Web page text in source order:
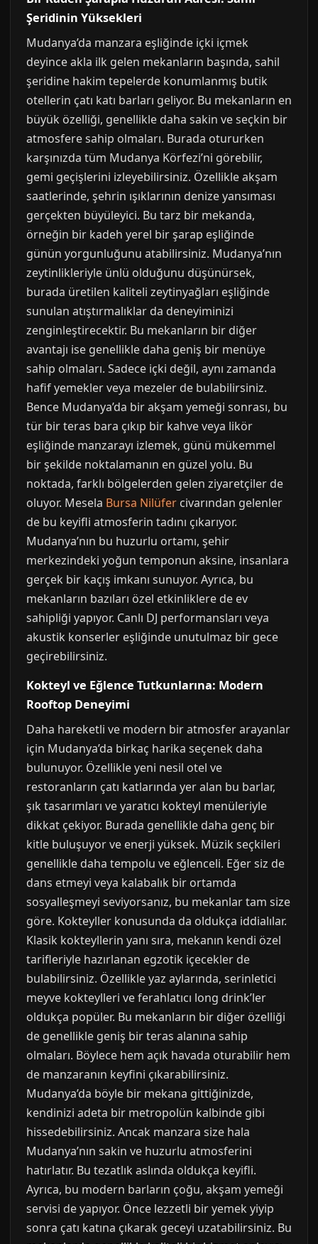
Şeridinin Yüksekleri
Mudanya’da manzara eşliğinde içki içmek
deyince akla ilk gelen mekanların başında, sahil
şeridine hakim tepelerde konumlanmış butik
otellerin çatı katı barları geliyor. Bu mekanların en
büyük özelliği, genellikle daha sakin ve seçkin bir
atmosfere sahip olmaları. Burada otururken
karşınızda tüm Mudanya Körfezi’ni görebilir,
gemi geçişlerini izleyebilirsiniz. Özellikle akşam
saatlerinde, şehrin ışıklarının denize yansıması
gerçekten büyüleyici. Bu tarz bir mekanda,
örneğin bir kadeh yerel bir şarap eşliğinde
günün yorgunluğunu atabilirsiniz. Mudanya’nın
zeytinlikleriyle ünlü olduğunu düşünürsek,
burada üretilen kaliteli zeytinyağları eşliğinde
sunulan atıştırmalıklar da deneyiminizi
zenginleştirecektir. Bu mekanların bir diğer
avantajı ise genellikle daha geniş bir menüye
sahip olmaları. Sadece içki değil, aynı zamanda
hafif yemekler veya mezeler de bulabilirsiniz.
Bence Mudanya’da bir akşam yemeği sonrası, bu
tür bir teras bara çıkıp bir kahve veya likör
eşliğinde manzarayı izlemek, günü mükemmel
bir şekilde noktalamanın en güzel yolu. Bu
noktada, farklı bölgelerden gelen ziyaretçiler de
oluyor. Mesela Bursa Nilüfer civarından gelenler
de bu keyifli atmosferin tadını çıkarıyor.
Mudanya’nın bu huzurlu ortamı, şehir
merkezindeki yoğun temponun aksine, insanlara
gerçek bir kaçış imkanı sunuyor. Ayrıca, bu
mekanların bazıları özel etkinliklere de ev
sahipliği yapıyor. Canlı DJ performansları veya
akustik konserler eşliğinde unutulmaz bir gece
geçirebilirsiniz.
Kokteyl ve Eğlence Tutkunlarına: Modern
Rooftop Deneyimi
Daha hareketli ve modern bir atmosfer arayanlar
için Mudanya’da birkaç harika seçenek daha
bulunuyor. Özellikle yeni nesil otel ve
restoranların çatı katlarında yer alan bu barlar,
şık tasarımları ve yaratıcı kokteyl menüleriyle
dikkat çekiyor. Burada genellikle daha genç bir
kitle buluşuyor ve enerji yüksek. Müzik seçkileri
genellikle daha tempolu ve eğlenceli. Eğer siz de
dans etmeyi veya kalabalık bir ortamda
sosyalleşmeyi seviyorsanız, bu mekanlar tam size
göre. Kokteyller konusunda da oldukça iddialılar.
Klasik kokteyllerin yanı sıra, mekanın kendi özel
tarifleriyle hazırlanan egzotik içecekler de
bulabilirsiniz. Özellikle yaz aylarında, serinletici
meyve kokteylleri ve ferahlatıcı long drink’ler
oldukça popüler. Bu mekanların bir diğer özelliği
de genellikle geniş bir teras alanına sahip
olmaları. Böylece hem açık havada oturabilir hem
de manzaranın keyfini çıkarabilirsiniz.
Mudanya’da böyle bir mekana gittiğinizde,
kendinizi adeta bir metropolün kalbinde gibi
hissedebilirsiniz. Ancak manzara size hala
Mudanya’nın sakin ve huzurlu atmosferini
hatırlatır. Bu tezatlık aslında oldukça keyifli.
Ayrıca, bu modern barların çoğu, akşam yemeği
servisi de yapıyor. Önce lezzetli bir yemek yiyip
sonra çatı katına çıkarak geceyi uzatabilirsiniz. Bu